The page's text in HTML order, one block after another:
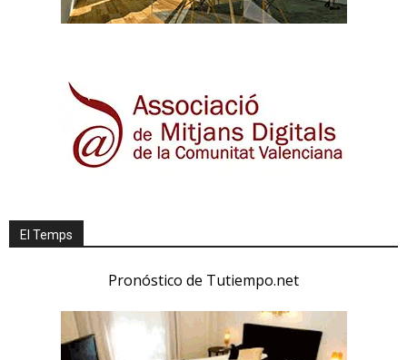
El Temps
Pronóstico de Tutiempo.net